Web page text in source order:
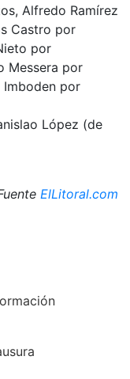
Alfredo Ramírez
Castro por
por
Messera por
Imboden por
López (de
ElLitoral.com